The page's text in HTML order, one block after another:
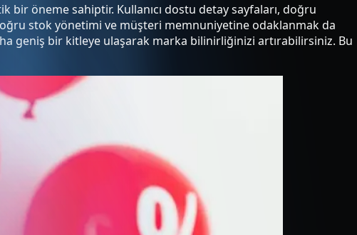
bir öneme sahiptir. Kullanıcı dostu detay sayfaları, doğru
stok yönetimi ve müşteri memnuniyetine odaklanmak da
geniş bir kitleye ulaşarak marka bilinirliğinizi artırabilirsiniz. Bu